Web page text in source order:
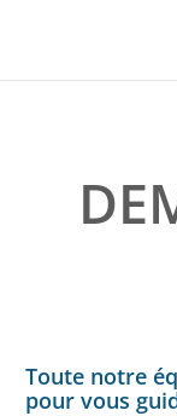
Toute notre
pour vous